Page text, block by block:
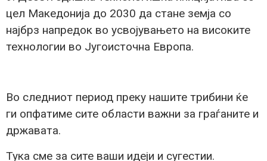
цел Македонија до 2030 да стане земја со
најбрз напредок во усвојувањето на високите
технологии во Југоисточна Европа.
Во следниот период преку нашите трибини ќе
ги опфатиме сите области важни за граѓаните и
државата.
Тука сме за сите ваши идеји и сугестии.